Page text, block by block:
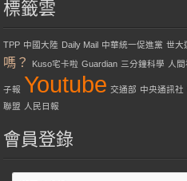
標籤雲
TPP 中國大陸 Daily Mail 中華統一促進黨 世大
嗎？
Kuso宅卡啦 Guardian 三分鐘科學 人
子報 Youtube 交通部 中央通訊社
聯盟 人民日報
會員登錄